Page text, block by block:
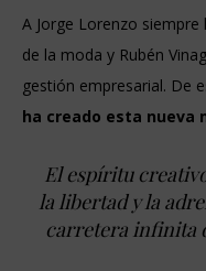
A Jorge Lorenzo
de la moda y Rubén
gestión empresarial. De
ha creado esta nueva
El espíritu
la libertad y la
carretera infinita